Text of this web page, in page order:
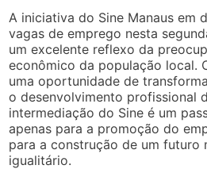
A iniciativa do Sine Manaus em
vagas de emprego nesta
um excelente reflexo da
econômico da população local.
uma oportunidade de
o desenvolvimento profissional
intermediação do Sine é um
apenas para a promoção do
para a construção de um futuro
igualitário.